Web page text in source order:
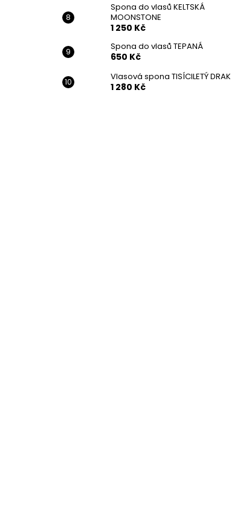
Spona do vlasů KELTSKÁ
MOONSTONE
1 250 Kč
Spona do vlasů TEPANÁ
650 Kč
Vlasová spona TISÍCILETÝ DRAK
1 280 Kč